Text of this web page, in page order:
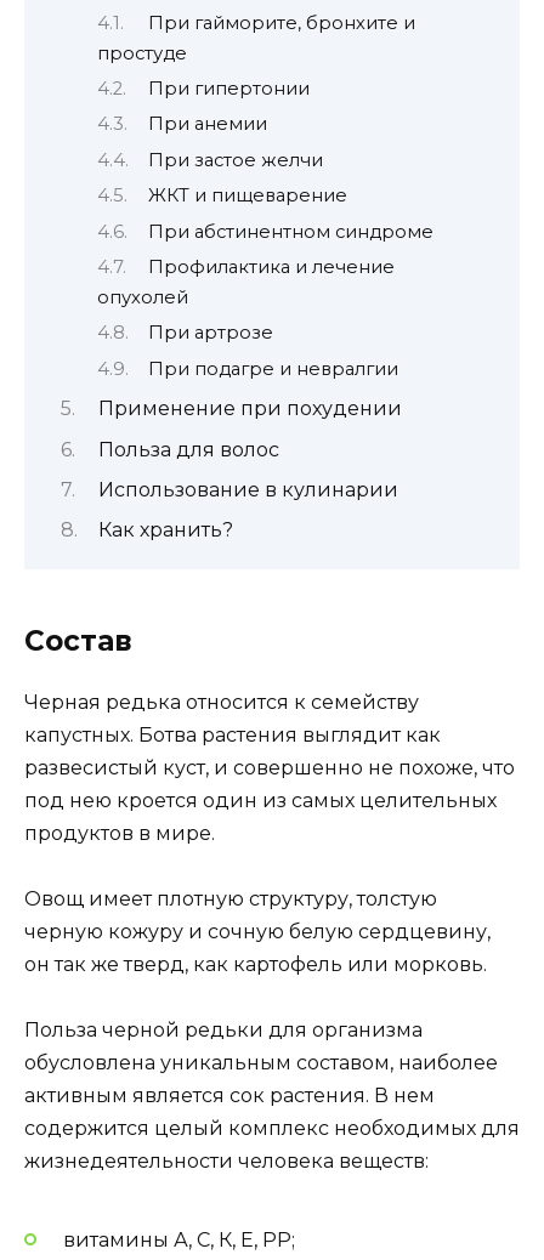
При гайморите, бронхите и
простуде
При гипертонии
При анемии
При застое желчи
ЖКТ и пищеварение
При абстинентном синдроме
Профилактика и лечение
опухолей
При артрозе
При подагре и невралгии
Применение при похудении
Польза для волос
Использование в кулинарии
Как хранить?
Состав
Черная редька относится к семейству
капустных. Ботва растения выглядит как
развесистый куст, и совершенно не похоже, что
под нею кроется один из самых целительных
продуктов в мире.
Овощ имеет плотную структуру, толстую
черную кожуру и сочную белую сердцевину,
он так же тверд, как картофель или морковь.
Польза черной редьки для организма
обусловлена уникальным составом, наиболее
активным является сок растения. В нем
содержится целый комплекс необходимых для
жизнедеятельности человека веществ:
витамины А, С, К, Е, РР;